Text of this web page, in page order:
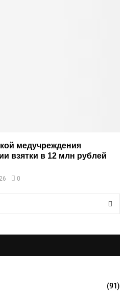
медучреждения
взятки в 12 млн рублей
0
R
(91)